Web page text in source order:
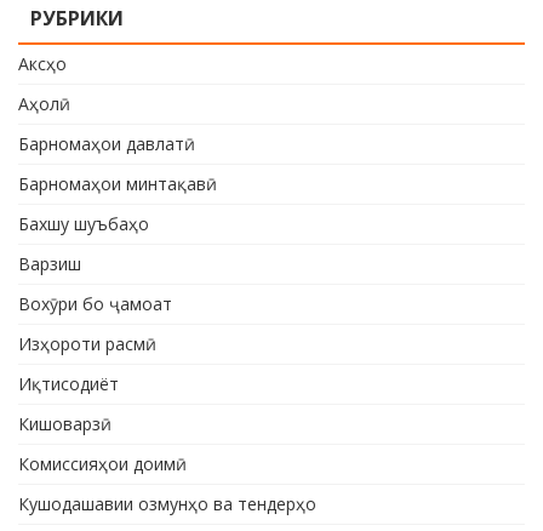
РУБРИКИ
Аксҳо
Аҳолӣ
Барномаҳои давлатӣ
Барномаҳои минтақавӣ
Бахшу шуъбаҳо
Варзиш
Вохӯри бо ҷамоат
Изҳороти расмӣ
Иқтисодиёт
Кишоварзӣ
Комиссияҳои доимӣ
Кушодашавии озмунҳо ва тендерҳо